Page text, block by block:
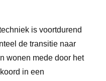
is voortdurend
de transitie naar
wonen mede door het
in een